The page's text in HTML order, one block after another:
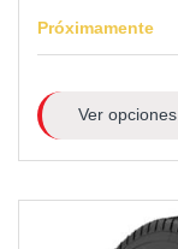
Próximamente
Ver opciones